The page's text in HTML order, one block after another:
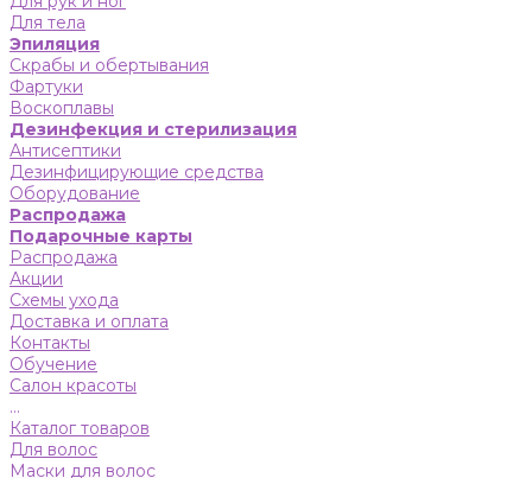
Для тела
Эпиляция
Скрабы и обертывания
Фартуки
Воскоплавы
Дезинфекция и стерилизация
Антисептики
Дезинфицирующие средства
Оборудование
Распродажа
Подарочные карты
Распродажа
Акции
Схемы ухода
Доставка и оплата
Контакты
Обучение
Салон красоты
...
Каталог товаров
Для волос
Маски для волос